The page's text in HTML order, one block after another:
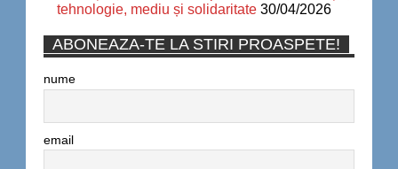
tehnologie, mediu și solidaritate 30/04/2026
ABONEAZA-TE LA STIRI PROASPETE!
nume
email